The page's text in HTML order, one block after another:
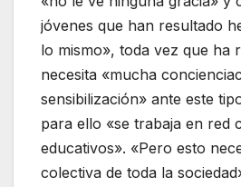
jóvenes que han resultado
lo mismo», toda vez que ha
necesita «mucha
sensibilización» ante este
para ello «se trabaja en red
educativos». «Pero esto
colectiva de toda la